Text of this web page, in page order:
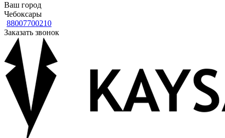
Ваш город
Чебоксары
88007700210
Заказать звонок